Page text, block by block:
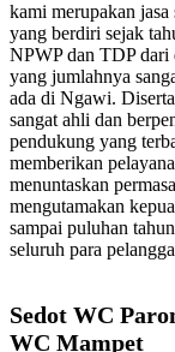
kami merupakan
yang berdiri sejak
NPWP dan TDP
yang jumlahnya
ada di Ngawi.
sangat ahli dan
pendukung yang
memberikan
menuntaskan
mengutamakan
sampai puluhan
seluruh para
Sedot WC
WC Mampet